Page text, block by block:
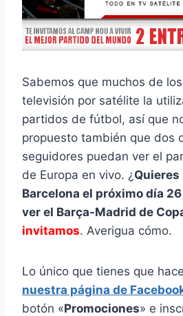
Sabemos que muchos de
televisión por satélite la
partidos de fútbol, así que
propuesto también que dos
seguidores puedan ver el
de Europa en vivo. ¿ Quieres
Barcelona el próximo día
ver el Barça-Madrid de
invitamos. Averigua cómo.
Lo único que tienes que
nuestra página de
botón «Promociones» e